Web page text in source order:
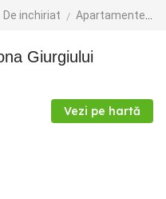
De inchiriat Apartamente de inchiriat
Giurgiului
Vezi pe hartă